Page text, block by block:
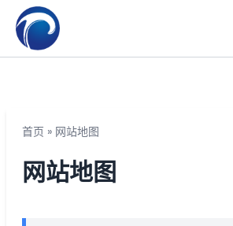
首页 » 网站地图
网站地图